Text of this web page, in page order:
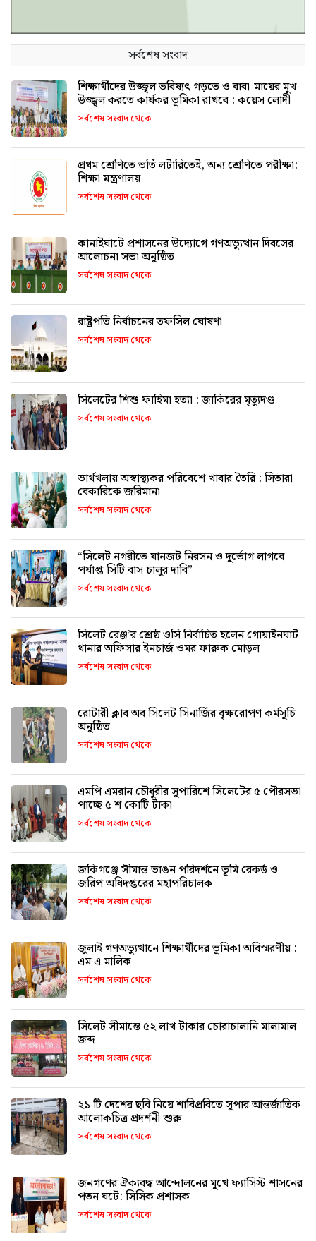
সর্বশেষ সংবাদ
শিক্ষার্থীদের উজ্জ্বল ভবিষ্যৎ গড়তে ও বাবা-মায়ের মুখ
উজ্জ্বল করতে কার্যকর ভূমিকা রাখবে : কয়েস লোদী
সর্বশেষ সংবাদ থেকে
প্রথম শ্রেণিতে ভর্তি লটারিতেই, অন্য শ্রেণিতে পরীক্ষা:
শিক্ষা মন্ত্রণালয়
সর্বশেষ সংবাদ থেকে
কানাইঘাটে প্রশাসনের উদ্যোগে গণঅভ্যুত্থান দিবসের
আলোচনা সভা অনুষ্ঠিত
সর্বশেষ সংবাদ থেকে
রাষ্ট্রপতি নির্বাচনের তফসিল ঘোষণা
সর্বশেষ সংবাদ থেকে
সিলেটের শিশু ফাহিমা হত্যা : জাকিরের মৃত্যুদণ্ড
সর্বশেষ সংবাদ থেকে
ভার্থখলায় অস্বাস্থ্যকর পরিবেশে খাবার তৈরি : সিতারা
বেকারিকে জরিমানা
সর্বশেষ সংবাদ থেকে
“সিলেট নগরীতে যানজট নিরসন ও দুর্ভোগ লাগবে
পর্যাপ্ত সিটি বাস চালুর দাবি”
সর্বশেষ সংবাদ থেকে
সিলেট রেঞ্জ’র শ্রেষ্ঠ ওসি নির্বাচিত হলেন গোয়াইনঘাট
থানার অফিসার ইনচার্জ ওমর ফারুক মোড়ল
সর্বশেষ সংবাদ থেকে
রোটারী ক্লাব অব সিলেট সিনার্জির বৃক্ষরোপণ কর্মসূচি
অনুষ্ঠিত
সর্বশেষ সংবাদ থেকে
এমপি এমরান চৌধুরীর সুপারিশে সিলেটের ৫ পৌরসভা
পাচ্ছে ৫ শ কোটি টাকা
সর্বশেষ সংবাদ থেকে
জকিগঞ্জে সীমান্ত ভাঙন পরিদর্শনে ভূমি রেকর্ড ও
জরিপ অধিদপ্তরের মহাপরিচালক
সর্বশেষ সংবাদ থেকে
জুলাই গণঅভ্যুত্থানে শিক্ষার্থীদের ভূমিকা অবিস্মরণীয় :
এম এ মালিক
সর্বশেষ সংবাদ থেকে
সিলেট সীমান্তে ৫২ লাখ টাকার চোরাচালানি মালামাল
জব্দ
সর্বশেষ সংবাদ থেকে
২১ টি দেশের ছবি নিয়ে শাবিপ্রবিতে সুপার আন্তর্জাতিক
আলোকচিত্র প্রদর্শনী শুরু
সর্বশেষ সংবাদ থেকে
জনগণের ঐক্যবদ্ধ আন্দোলনের মুখে ফ্যাসিস্ট শাসনের
পতন ঘটে: সিসিক প্রশাসক
সর্বশেষ সংবাদ থেকে